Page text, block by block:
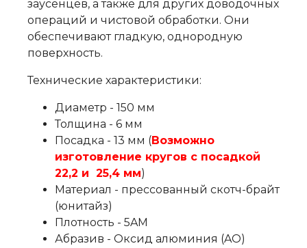
заусенцев, а также для других доводочных
операций и чистовой обработки. Они
обеспечивают гладкую, однородную
поверхность.
Технические характеристики:
Диаметр - 150 мм
Толщина - 6 мм
Посадка - 13 мм (Возможно
изготовление кругов с посадкой
22,2 и 25,4 мм)
Материал - прессованный скотч-брайт
(юнитайз)
Плотность - 5AM
Абразив - Оксид алюминия (AO)